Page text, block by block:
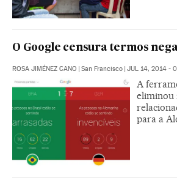
O Google censura termos
ROSA JIMÉNEZ CANO | San Francisco | JUL 14, 2014 -
A
eliminou
para a